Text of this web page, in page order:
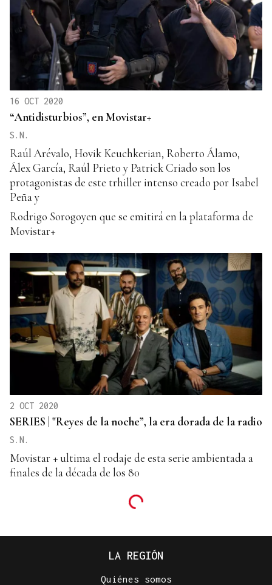
16 OCT 2020
“Antidisturbios”, en Movistar+
S.N.
Raúl Arévalo, Hovik Keuchkerian, Roberto Álamo,
Álex García, Raúl Prieto y Patrick Criado son los
protagonistas de este trhiller intenso creado por Isabel
Peña y
Rodrigo Sorogoyen que se emitirá en la plataforma de
Movistar+
2 OCT 2020
SERIES | "Reyes de la noche”, la era dorada de la radio
S.N.
Movistar + ultima el rodaje de esta serie ambientada a
finales de la década de los 80
LA REGIÓN
Quiénes somos